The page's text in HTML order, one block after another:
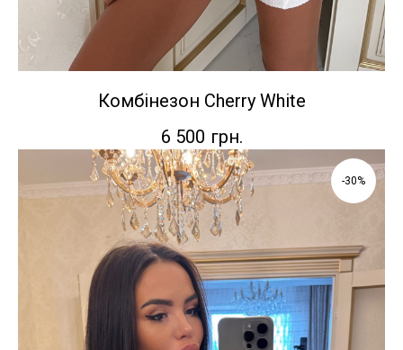
Комбінезон Cherry White
6 500 грн.
-30%